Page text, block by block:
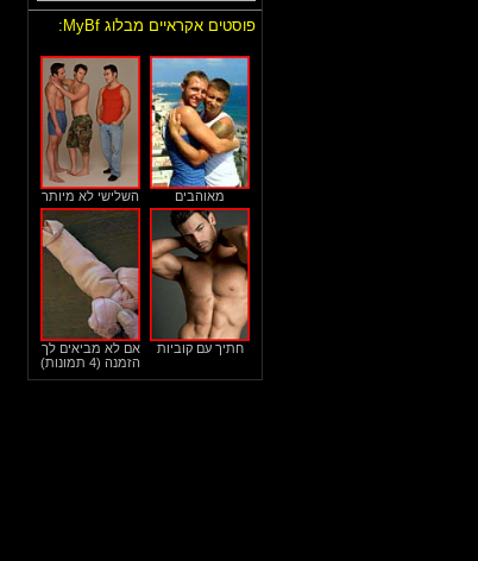
פוסטים אקראיים מבלוג MyBf:
מאוהבים השלישי לא מיותר
חתיך עם קוביות
אם לא מביאים לך
הזמנה (4 תמונות)